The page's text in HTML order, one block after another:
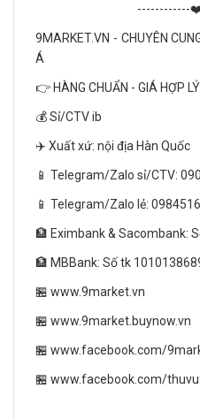
------------
9MARKET.VN - CHUYÊN
Á
👉 HÀNG CHUẨN - GIÁ HỢP LÝ
💰 Sỉ/CTV ib
✈️ Xuất xứ: nội địa Hàn Quốc
📱 Telegram/Zalo sỉ/CTV:
📱 Telegram/Zalo lẻ:
🏦 Eximbank & Sacombank:
🏦 MBBank: Số tk
🏪 www.9market.vn
🏪 www.9market.buynow.vn
🏪 www.facebook.com/
🏪 www.facebook.com/